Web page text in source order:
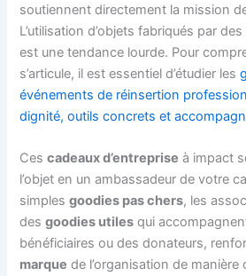
soutiennent directement la mission
L’utilisation d’objets fabriqués par
est une tendance lourde. Pour
s’articule, il est essentiel d’étudier les
événements de réinsertion
dignité, outils concrets et
Cescadeaux d’entreprise à impact
l’objet en un ambassadeur de votre
simplesgoodies pas chers, les
desgoodies utiles qui
bénéficiaires ou des donateurs,
marque de l’organisation de manière